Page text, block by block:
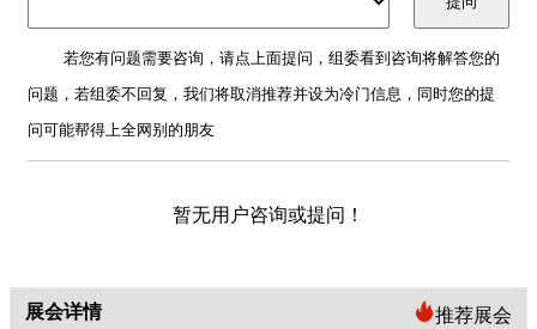
若您有问题需要咨询，请点上面提问，组委看到咨询将解答您的
问题，若组委不回复，我们将取消推荐并设为冷门信息，同时您的提
问可能帮得上全网别的朋友
暂无用户咨询或提问！
展会详情 推荐展会